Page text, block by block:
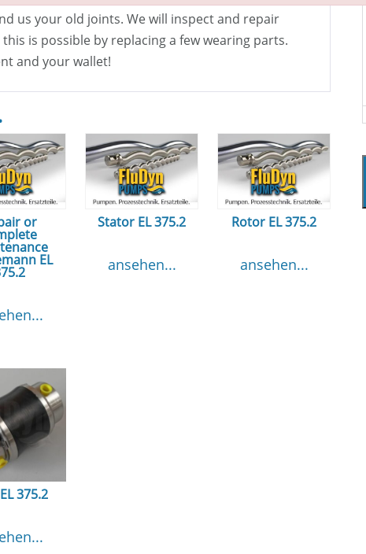
us your old joints. We will inspect and repair
is possible by replacing a few wearing parts.
and your wallet!
or
EL
Stator EL 375.2
ansehen...
Rotor EL 375.2
ansehen...
375.2
plugin: wplink